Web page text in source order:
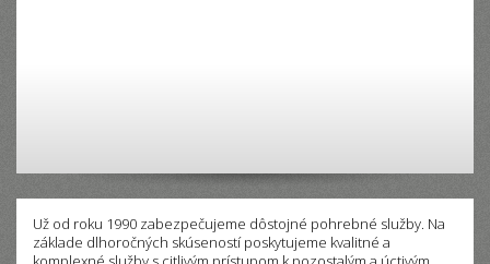
Už od roku 1990 zabezpečujeme dôstojné pohrebné služby. Na
základe dlhoročných skúseností poskytujeme kvalitné a